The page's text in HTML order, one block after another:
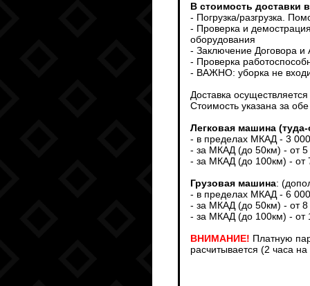
В стоимость доставки
- Погрузка/разгрузка.
- Проверка и
оборудования
- Заключение Договора и
- Проверка
- ВАЖНО: уборка не
Доставка
Стоимость указана за
Легковая машина
- в пределах МКАД - 3
- за МКАД (до 50км) - от 5
- за МКАД (до 100км) - от
Грузовая машина:
- в пределах МКАД - 6
- за МКАД (до 50км) - от 8
- за МКАД (до 100км) - от
ВНИМАНИЕ! Платную
расчитывается (2 часа